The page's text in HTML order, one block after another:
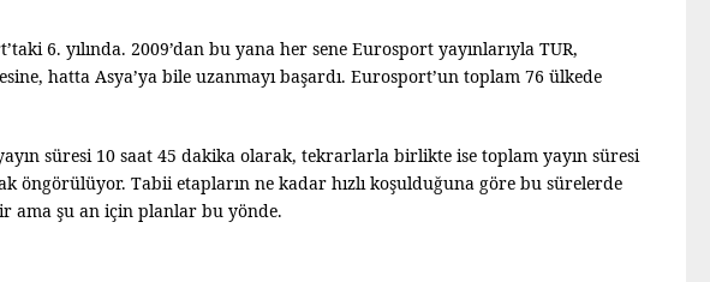
6. yılında. 2009’dan bu yana her sene Eurosport yayınlarıyla TUR,
hatta Asya’ya bile uzanmayı başardı. Eurosport’un toplam 76 ülkede
süresi 10 saat 45 dakika olarak, tekrarlarla birlikte ise toplam yayın süresi
öngörülüyor. Tabii etapların ne kadar hızlı koşulduğuna göre bu sürelerde
ama şu an için planlar bu yönde.